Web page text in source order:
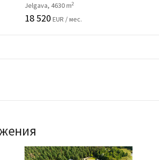
Jelgava, 4630 m2
18 520 EUR / мес.